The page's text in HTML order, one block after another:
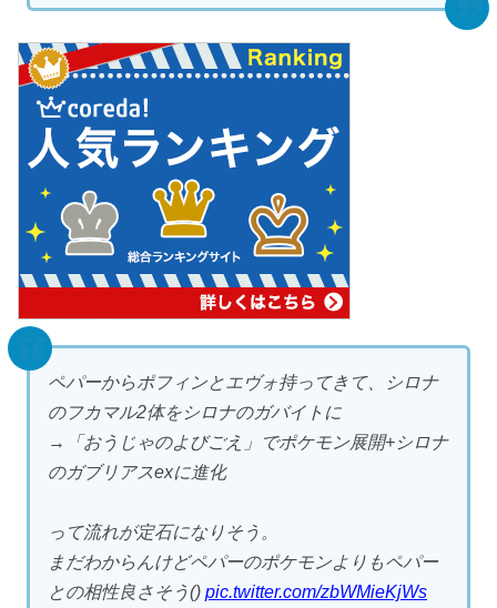
ペパーからポフィンとエヴォ持ってきて、シロナ
のフカマル2体をシロナのガバイトに
→「おうじゃのよびごえ」でポケモン展開+シロナ
のガブリアスexに進化
って流れが定石になりそう。
まだわからんけどペパーのポケモンよりもペパー
との相性良さそう() pic.twitter.com/zbWMieKjWs